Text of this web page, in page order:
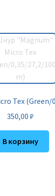
Tex (Green/
350,00 ₽
В корзину